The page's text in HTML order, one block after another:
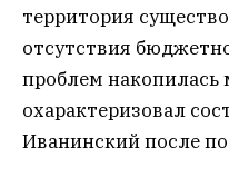
территория
отсутствия
проблем накопилась
охарактеризовал
Иванинский после